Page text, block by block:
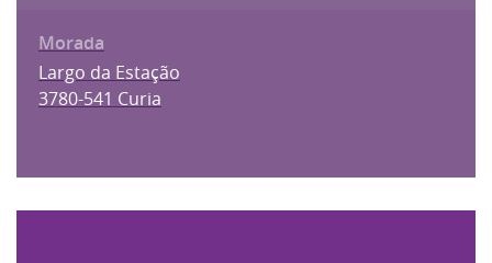
Largo da Estação
3780-541 Curia